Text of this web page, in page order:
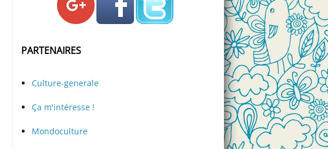
PARTENAIRES
Culture-generale
Ça m'intéresse !
Mondoculture